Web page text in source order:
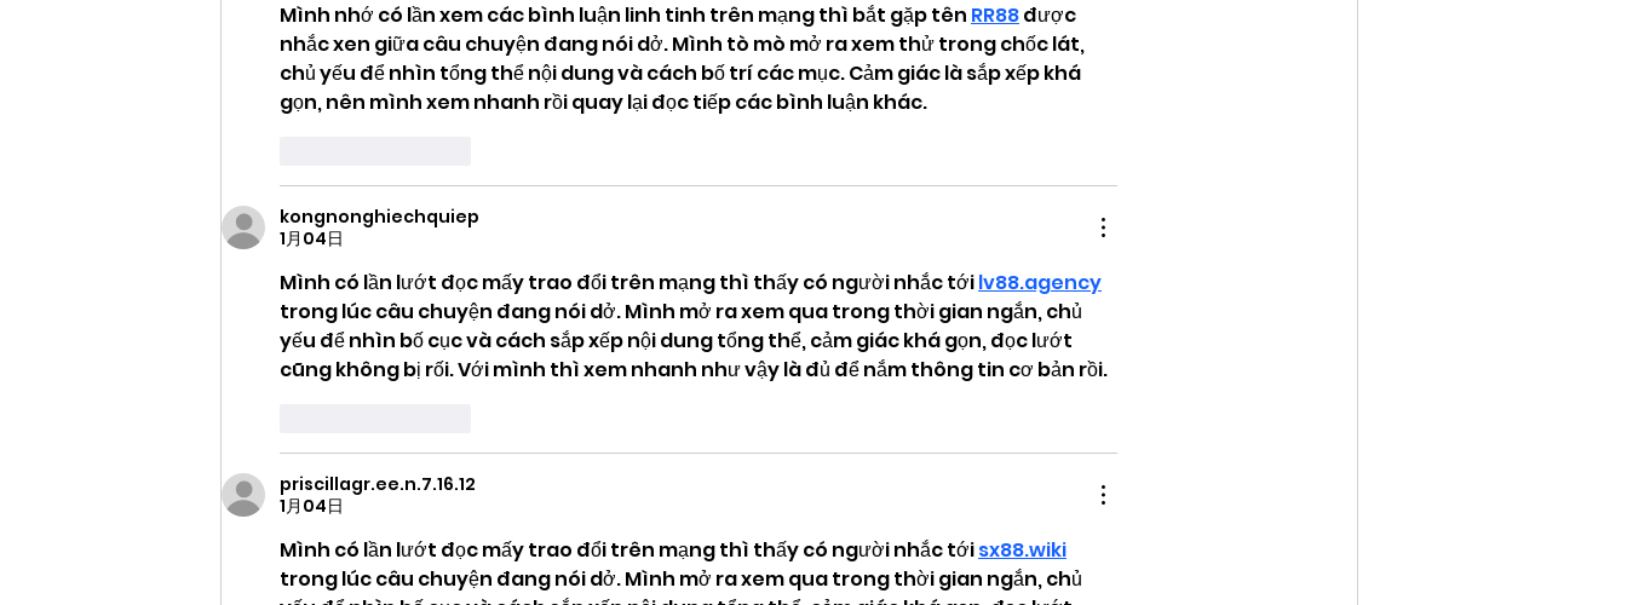
Mình nhớ có lần xem các bình luận linh tinh trên mạng thì bắt gặp tên RR88 được
nhắc xen giữa câu chuyện đang nói dở. Mình tò mò mở ra xem thử trong chốc lát,
chủ yếu để nhìn tổng thể nội dung và cách bố trí các mục. Cảm giác là sắp xếp khá
gọn, nên mình xem nhanh rồi quay lại đọc tiếp các bình luận khác.
kongnonghiechquiep
1月04日
Mình có lần lướt đọc mấy trao đổi trên mạng thì thấy có người nhắc tới lv88.agency
trong lúc câu chuyện đang nói dở. Mình mở ra xem qua trong thời gian ngắn, chủ
yếu để nhìn bố cục và cách sắp xếp nội dung tổng thể, cảm giác khá gọn, đọc lướt
cũng không bị rối. Với mình thì xem nhanh như vậy là đủ để nắm thông tin cơ bản rồi.
priscillagr.ee.n.7.16.12
1月04日
Mình có lần lướt đọc mấy trao đổi trên mạng thì thấy có người nhắc tới sx88.wiki
trong lúc câu chuyện đang nói dở. Mình mở ra xem qua trong thời gian ngắn, chủ